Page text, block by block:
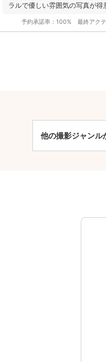
ラルで優しい雰囲気の写真が
予約承諾率： 100% 最終アク
他の撮影ジャンル
安心・うれ
写真
準備・
急な体
*撮影場所や日
ーでは遠方出